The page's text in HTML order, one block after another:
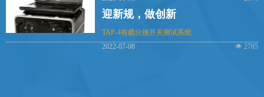
迎新规，做创新
TAP-4有载分接开关测试系统
넶 2785
2022-07-08